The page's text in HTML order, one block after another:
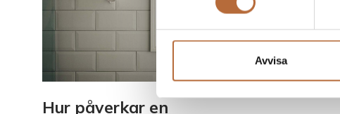
Avvisa
Hur påverkar en